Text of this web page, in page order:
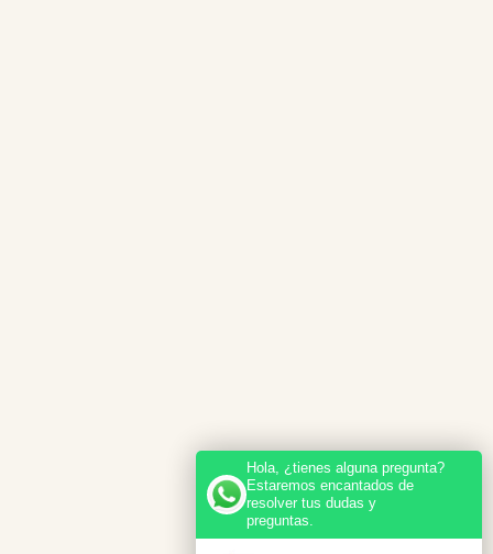
Hola, ¿tienes alguna pregunta?
Estaremos encantados de
resolver tus dudas y
preguntas.